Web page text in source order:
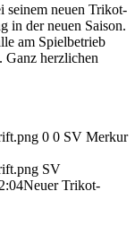
seinem neuen Trikot-
in der neuen Saison.
am Spielbetrieb
Ganz herzlichen
0 0 SV Merkur
SV
Neuer Trikot-